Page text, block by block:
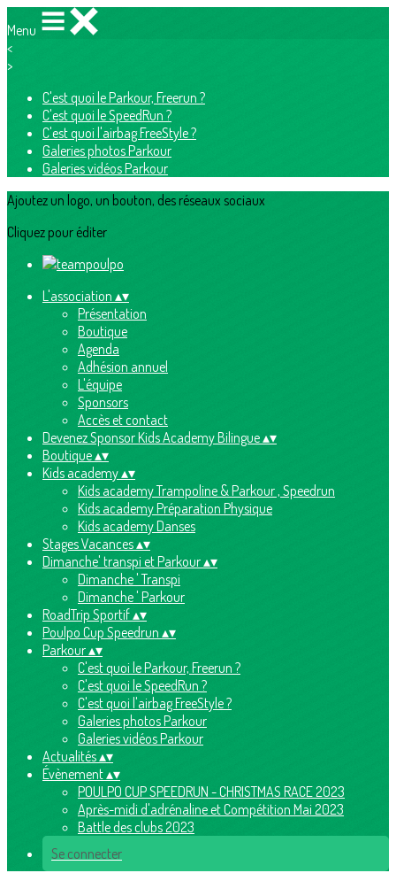
Menu
<
>
C'est quoi le Parkour, Freerun ?
C'est quoi le SpeedRun ?
C'est quoi l'airbag FreeStyle ?
Galeries photos Parkour
Galeries vidéos Parkour
Ajoutez un logo, un bouton, des réseaux sociaux
Cliquez pour éditer
L'association ▴▾
Présentation
Boutique
Agenda
Adhésion annuel
L'équipe
Sponsors
Accès et contact
Devenez Sponsor Kids Academy Bilingue▴▾
Boutique▴▾
Kids academy▴▾
Kids academy Trampoline & Parkour , Speedrun
Kids academy Préparation Physique
Kids academy Danses
Stages Vacances▴▾
Dimanche' transpi et Parkour▴▾
Dimanche ' Transpi
Dimanche ' Parkour
RoadTrip Sportif▴▾
Poulpo Cup Speedrun ▴▾
Parkour▴▾
C'est quoi le Parkour, Freerun ?
C'est quoi le SpeedRun ?
C'est quoi l'airbag FreeStyle ?
Galeries photos Parkour
Galeries vidéos Parkour
Actualités▴▾
Évènement▴▾
POULPO CUP SPEEDRUN - CHRISTMAS RACE 2023
Après-midi d'adrénaline et Compétition Mai 2023
Battle des clubs 2023
Se connecter